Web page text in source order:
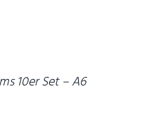
10er Set – A6